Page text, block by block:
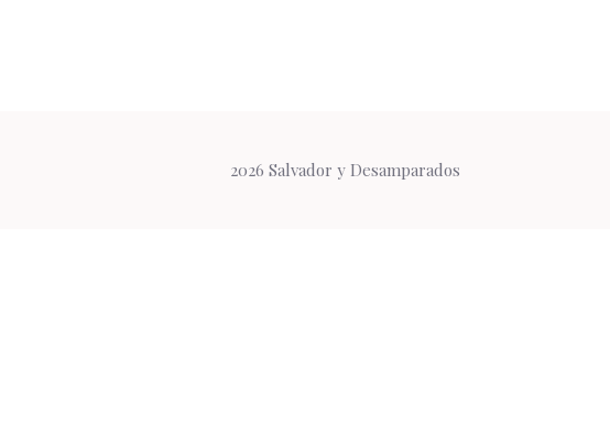
2026 Salvador y Desamparados